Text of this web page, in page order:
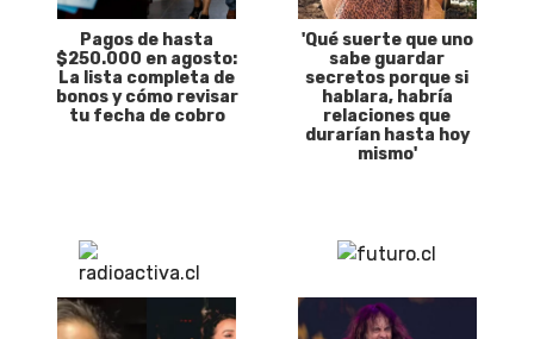
Pagos de hasta
$250.000 en agosto:
La lista completa de
bonos y cómo revisar
tu fecha de cobro
'Qué suerte que uno
sabe guardar
secretos porque si
hablara, habría
relaciones que
durarían hasta hoy
mismo'